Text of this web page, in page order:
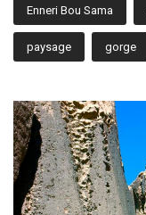
Enneri Bou Sama
paysage gorge